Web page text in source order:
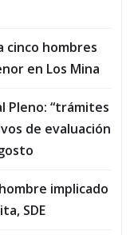
cinco hombres
en Los Mina
Pleno: “trámites
de evaluación
implicado
SDE